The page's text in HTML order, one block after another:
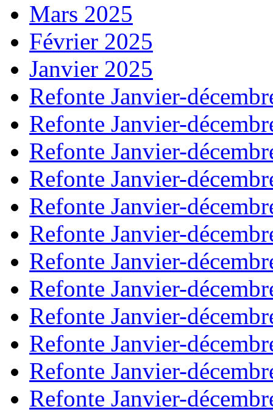
Mars 2025
Février 2025
Janvier 2025
Refonte Janvier-
Refonte Janvier-
Refonte Janvier-
Refonte Janvier-
Refonte Janvier-
Refonte Janvier-
Refonte Janvier-
Refonte Janvier-
Refonte Janvier-
Refonte Janvier-
Refonte Janvier-
Refonte Janvier-